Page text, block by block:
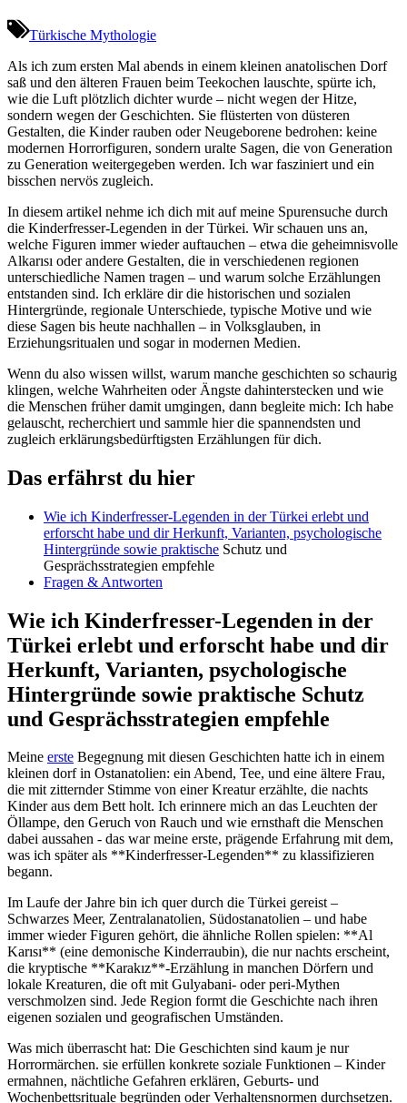
Türkische Mythologie
Als ⁤ich zum ersten Mal abends ⁣in einem⁤ kleinen anatolischen Dorf
saß‌ und den ⁤älteren Frauen‌ beim Teekochen⁣ lauschte, spürte ⁤ich,
wie die‍ Luft plötzlich dichter wurde – nicht ⁢wegen der Hitze, ​
sondern wegen der Geschichten. Sie ​flüsterten von ⁣düsteren
Gestalten, die Kinder ‌rauben oder ‌Neugeborene bedrohen: keine
modernen Horrorfiguren,⁤ sondern uralte​ Sagen, ⁣die von Generation
zu Generation⁤ weitergegeben werden. Ich war ‌fasziniert und ⁢ein
bisschen ​nervös⁣ zugleich.
In diesem‍ artikel nehme ​ich dich ⁢mit auf meine‍ Spurensuche ⁢durch
‌die Kinderfresser‑Legenden in der Türkei. Wir schauen uns an,
welche Figuren ‍immer ⁤wieder⁤ auftauchen – etwa ⁣die geheimnisvolle
Alkarısı oder andere Gestalten, die in⁣ verschiedenen regionen
unterschiedliche⁣ Namen​ tragen – und warum⁣ solche Erzählungen
‌entstanden⁤ sind. Ich⁣ erkläre dir ⁣die ‍historischen und sozialen
‍Hintergründe, regionale​ Unterschiede, ⁢typische ⁤Motive und wie
diese‌ Sagen ​bis heute nachhallen – in Volksglauben, in
Erziehungsritualen und sogar ⁤in modernen Medien.
Wenn du also‍ wissen‍ willst, warum manche⁢ geschichten so schaurig
klingen, welche Wahrheiten oder‌ Ängste dahinterstecken und⁤ wie⁣
die Menschen früher‌ damit‍ umgingen, dann​ begleite ⁣mich: Ich‌ habe
gelauscht, recherchiert und sammle hier die spannendsten und
zugleich erklärungsbedürftigsten Erzählungen für ⁣dich.
Das erfährst du hier
Wie⁤ ich ⁢Kinderfresser-Legenden ​in der Türkei⁣ erlebt und
erforscht‍ habe und​ dir Herkunft, Varianten, psychologische⁢
Hintergründe sowie praktische Schutz und
Gesprächsstrategien ​empfehle
Fragen &‍ Antworten
Wie ich Kinderfresser-Legenden in der
Türkei ⁣erlebt ‍und​ erforscht habe und⁢ dir
‍Herkunft, ‌Varianten, ​psychologische
Hintergründe sowie praktische Schutz
und Gesprächsstrategien empfehle
Meine ​ erste Begegnung mit diesen ⁤Geschichten ‍hatte ich in einem
kleinen dorf in Ostanatolien: ein Abend, Tee, und eine ältere Frau,
die mit zitternder Stimme von einer Kreatur erzählte, ​die ⁢nachts
Kinder aus dem Bett ⁢holt. ⁣Ich erinnere mich an das Leuchten‌ der⁤
Öllampe, den ⁣Geruch⁤ von Rauch und​ wie ​ernsthaft die⁢ Menschen
⁤dabei aussahen ‌- das‍ war ⁣meine ⁢erste,​ prägende​ Erfahrung⁣ mit dem,
was ich später als **Kinderfresser-Legenden** zu‍ klassifizieren
begann.
Im Laufe​ der Jahre bin ich quer⁣ durch die‌ Türkei gereist –
Schwarzes ⁣Meer,⁣ Zentralanatolien, Südostanatolien – ⁣und‍ habe
immer wieder Figuren gehört, die ähnliche Rollen spielen: ​**Al
Karısı** (eine ​demonische Kinderraubin), die nur nachts erscheint,
die​ kryptische **Karakız**-Erzählung in manchen Dörfern und
lokale Kreaturen, die⁣ oft⁤ mit Gulyabani- ⁤oder ⁢peri-Mythen
verschmolzen sind. Jede Region formt ‍die Geschichte​ nach⁢ ihren
eigenen sozialen‍ und geografischen Umständen.
Was mich überrascht hat: Die Geschichten sind kaum ‌je⁤ nur
Horrormärchen. sie erfüllen ⁣konkrete soziale Funktionen – Kinder
ermahnen, ‌nächtliche Gefahren ⁤erklären, Geburts- und
Wochenbettsrituale ​begründen⁢ oder Verhaltensnormen durchsetzen.